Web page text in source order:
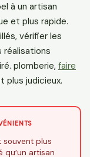
à un artisan
et plus rapide.
vérifier les
réalisations
plomberie, faire
plus judicieux.
souvent plus
qu’un artisan